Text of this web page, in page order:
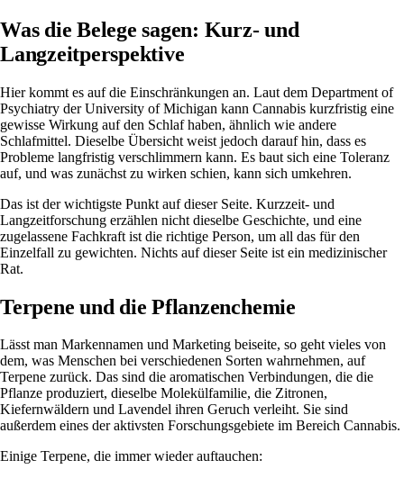
Was die Belege sagen: Kurz- und
Langzeitperspektive
Hier kommt es auf die Einschränkungen an. Laut dem Department of
Psychiatry der University of Michigan kann Cannabis kurzfristig eine
gewisse Wirkung auf den Schlaf haben, ähnlich wie andere
Schlafmittel. Dieselbe Übersicht weist jedoch darauf hin, dass es
Probleme langfristig verschlimmern kann. Es baut sich eine Toleranz
auf, und was zunächst zu wirken schien, kann sich umkehren.
Das ist der wichtigste Punkt auf dieser Seite. Kurzzeit- und
Langzeitforschung erzählen nicht dieselbe Geschichte, und eine
zugelassene Fachkraft ist die richtige Person, um all das für den
Einzelfall zu gewichten. Nichts auf dieser Seite ist ein medizinischer
Rat.
Terpene und die Pflanzenchemie
Lässt man Markennamen und Marketing beiseite, so geht vieles von
dem, was Menschen bei verschiedenen Sorten wahrnehmen, auf
Terpene zurück. Das sind die aromatischen Verbindungen, die die
Pflanze produziert, dieselbe Molekülfamilie, die Zitronen,
Kiefernwäldern und Lavendel ihren Geruch verleiht. Sie sind
außerdem eines der aktivsten Forschungsgebiete im Bereich Cannabis.
Einige Terpene, die immer wieder auftauchen: